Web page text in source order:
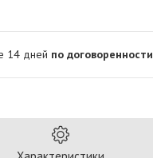
14 дней по договоренности